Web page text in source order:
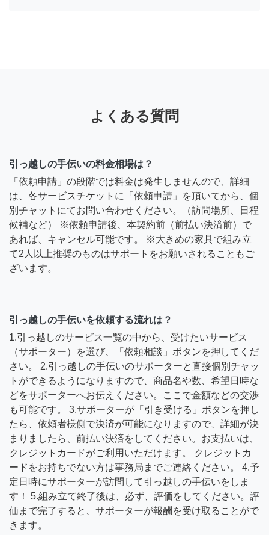
よくある質問
引っ越しの手伝いの料金相場は？
「依頼申請」の段階では料金は発生しませんので、詳細
は、各サービスチケットに「依頼申請」を頂いてから、個
別チャットにてお問い合わせください。（訪問場所、日程
候補など） ※依頼申請後、本契約前（前払い決済前）で
あれば、キャンセル可能です。 ※大きめの家具で組み立
て2人以上推奨のものはサポートをお願いされることもご
ざいます。
引っ越しの手伝いを依頼する流れは？
1.引っ越しのサービス一覧の中から、受けたいサービス
（サポーター）を選び、「依頼相談」ボタンを押してくだ
さい。 2.引っ越しの手伝いのサポーターと直接個別チャッ
トができるようになりますので、商品名や数、希望日時な
どをサポーターへお伝えください。ここで金額などの交渉
も可能です。 3.サポーターが「引き受ける」ボタンを押し
たら、依頼者様側で決済が可能になりますので、詳細が決
まりましたら、前払い決済をしてください。お支払いは、
クレジットカードがご利用いただけます。 クレジットカ
ードをお持ちでない方は事務局までご連絡ください。 4.予
定日時にサポーターが訪問して引っ越しの手伝いをしま
す！ 5.組み立て終了後は、必ず、評価をしてください。評
価まで完了すると、サポーターが報酬を受け取ることがで
きます。